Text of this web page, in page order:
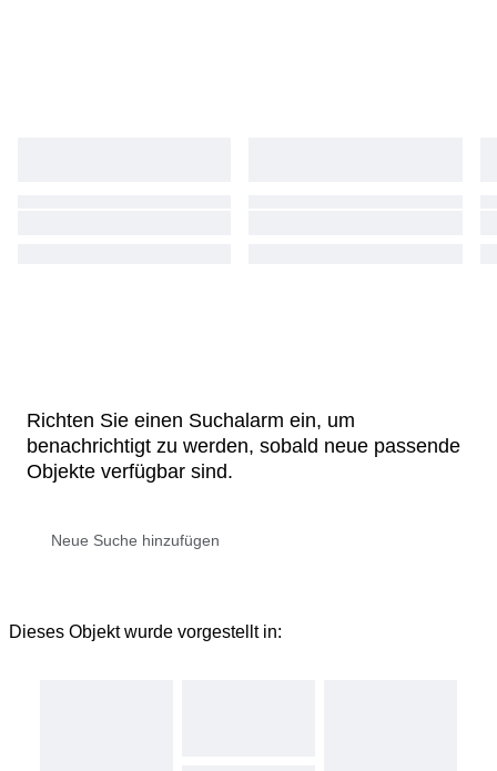
Richten Sie einen Suchalarm ein, um
benachrichtigt zu werden, sobald neue passende
Objekte verfügbar sind.
Dieses Objekt wurde vorgestellt in: